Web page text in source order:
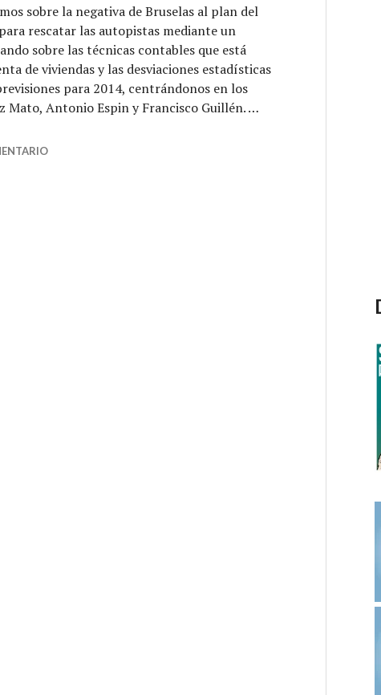
sobre la negativa de Bruselas al plan del
rescatar las autopistas mediante un
sobre las técnicas contables que está
de viviendas y las desviaciones estadísticas
para 2014, centrándonos en los
Mato, Antonio Espin y Francisco Guillén. …
– Economía Directa 27-12-2013